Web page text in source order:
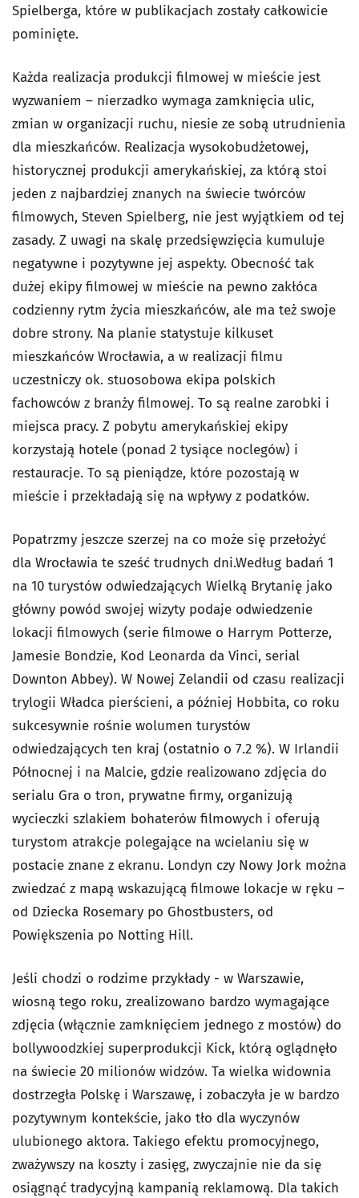
Spielberga, które w publikacjach zostały całkowicie
pominięte.
Każda realizacja produkcji filmowej w mieście jest
wyzwaniem – nierzadko wymaga zamknięcia ulic,
zmian w organizacji ruchu, niesie ze sobą utrudnienia
dla mieszkańców. Realizacja wysokobudżetowej,
historycznej produkcji amerykańskiej, za którą stoi
jeden z najbardziej znanych na świecie twórców
filmowych, Steven Spielberg, nie jest wyjątkiem od tej
zasady. Z uwagi na skalę przedsięwzięcia kumuluje
negatywne i pozytywne jej aspekty. Obecność tak
dużej ekipy filmowej w mieście na pewno zakłóca
codzienny rytm życia mieszkańców, ale ma też swoje
dobre strony. Na planie statystuje kilkuset
mieszkańców Wrocławia, a w realizacji filmu
uczestniczy ok. stuosobowa ekipa polskich
fachowców z branży filmowej. To są realne zarobki i
miejsca pracy. Z pobytu amerykańskiej ekipy
korzystają hotele (ponad 2 tysiące noclegów) i
restauracje. To są pieniądze, które pozostają w
mieście i przekładają się na wpływy z podatków.
Popatrzmy jeszcze szerzej na co może się przełożyć
dla Wrocławia te sześć trudnych dni.Według badań 1
na 10 turystów odwiedzających Wielką Brytanię jako
główny powód swojej wizyty podaje odwiedzenie
lokacji filmowych (serie filmowe o Harrym Potterze,
Jamesie Bondzie, Kod Leonarda da Vinci, serial
Downton Abbey). W Nowej Zelandii od czasu realizacji
trylogii Władca pierścieni, a później Hobbita, co roku
sukcesywnie rośnie wolumen turystów
odwiedzających ten kraj (ostatnio o 7.2 %). W Irlandii
Północnej i na Malcie, gdzie realizowano zdjęcia do
serialu Gra o tron, prywatne firmy, organizują
wycieczki szlakiem bohaterów filmowych i oferują
turystom atrakcje polegające na wcielaniu się w
postacie znane z ekranu. Londyn czy Nowy Jork można
zwiedzać z mapą wskazującą filmowe lokacje w ręku –
od Dziecka Rosemary po Ghostbusters, od
Powiększenia po Notting Hill.
Jeśli chodzi o rodzime przykłady - w Warszawie,
wiosną tego roku, zrealizowano bardzo wymagające
zdjęcia (włącznie zamknięciem jednego z mostów) do
bollywoodzkiej superprodukcji Kick, którą oglądnęło
na świecie 20 milionów widzów. Ta wielka widownia
dostrzegła Polskę i Warszawę, i zobaczyła je w bardzo
pozytywnym kontekście, jako tło dla wyczynów
ulubionego aktora. Takiego efektu promocyjnego,
zważywszy na koszty i zasięg, zwyczajnie nie da się
osiągnąć tradycyjną kampanią reklamową. Dla takich